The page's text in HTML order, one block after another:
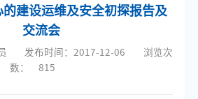
建设运维及安全初探报告及
交流会
发布时间：2017-12-06
浏览次
数：
815